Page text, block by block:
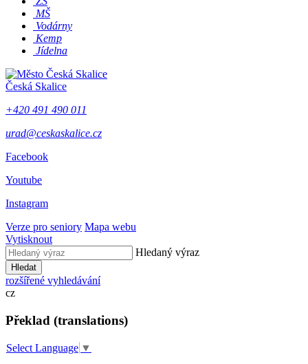
MŠ
Vodárny
Kemp
Jídelna
Česká Skalice
+420 491 490 011
urad@ceskaskalice.cz
Facebook
Youtube
Instagram
Verze pro seniory Mapa webu
Vytisknout
Hledaný výraz
Hledat
rozšířené vyhledávání
cz
Překlad (translations)
Select Language ▼